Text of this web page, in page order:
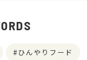
ひんやりフード